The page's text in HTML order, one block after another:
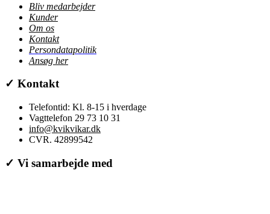
Bliv medarbejder
Kunder
Om os
Kontakt
Persondatapolitik
Ansøg her
✓ Kontakt
Telefontid: Kl. 8-15 i hverdage
Vagttelefon 29 73 10 31
info@kvikvikar.dk
CVR. 42899542
✓ Vi samarbejde med